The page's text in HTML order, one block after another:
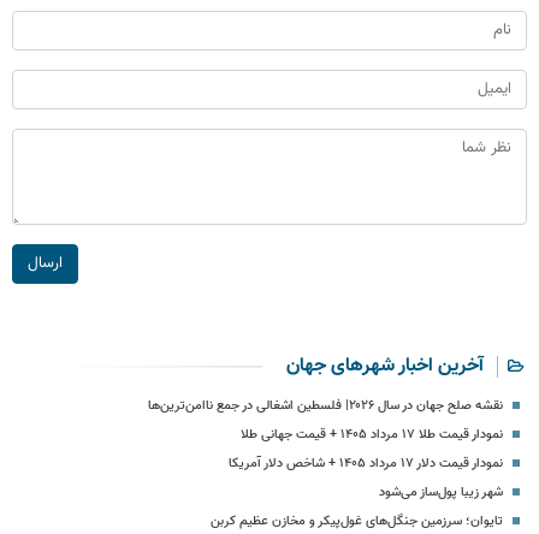
ارسال
آخرین اخبار شهرهای جهان
نقشه صلح جهان در سال ۲۰۲۶| فلسطین اشغالی در جمع ناامن‌ترین‌ها
نمودار قیمت طلا ۱۷ مرداد ۱۴۰۵ + قیمت جهانی طلا
نمودار قیمت دلار ۱۷ مرداد ۱۴۰۵ + شاخص دلار آمریکا
شهر زیبا پول‌ساز می‌شود
تایوان؛ سرزمین جنگل‌های غول‌پیکر و مخازن عظیم کربن